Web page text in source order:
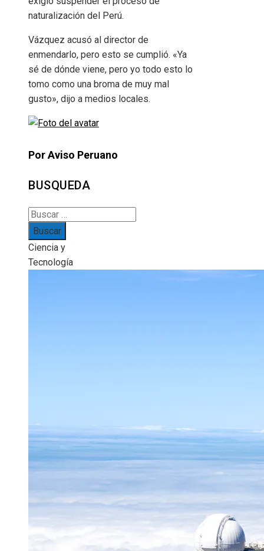
naturalización del Perú.
Vázquez acusó al director de
enmendarlo, pero esto se cumplió. «Ya
sé de dónde viene, pero yo todo esto lo
tomo como una broma de muy mal
gusto», dijo a medios locales.
Por Aviso Peruano
BUSQUEDA
Buscar:
Ciencia y
Tecnología